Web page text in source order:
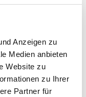
Anzeigen zu
Medien anbieten
Website zu
zu Ihrer
Partner für
werden.